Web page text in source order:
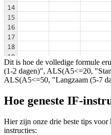
Dit is hoe de volledige formule
(1-2 dagen)", ALS(A5<=20,
ALS(A5<=50, "Langzaam (5-7
Hoe geneste IF-
Hier zijn onze drie beste tips voor
instructies: